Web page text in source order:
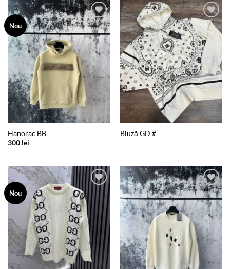
Nou
Add to
wishlist
Hanorac BB
300 lei
Add to
wishlist
Bluză GD #
Nou
Add to
wishlist
Add to
wishlist